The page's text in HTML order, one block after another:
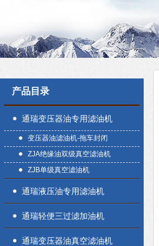
产品目录
通瑞变压器油专用滤油机
变压器油滤油机-拖车封闭
ZJA绝缘油双级真空滤油机
ZJB单级真空滤油机
通瑞液压油专用滤油机
通瑞轻便三过滤加油机
通瑞变压器油真空滤油机